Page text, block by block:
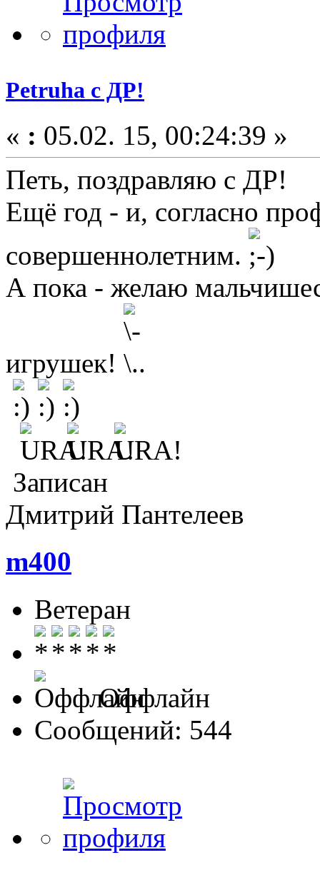
Petruha с ДР!
« : 05.02. 15, 00:24:39 »
Петь, поздравляю с ДР!
Ещё год - и, согласно
совершеннолетним.
А пока - желаю
игрушек!
Записан
Дмитрий Пантелеев
m400
Ветеран
Оффлайн
Сообщений: 544